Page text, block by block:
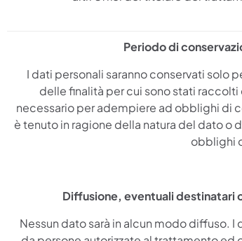
Periodo di
I dati personali saranno conservati solo
delle finalità per cui sono stati
necessario per adempiere ad obblighi di
è tenuto in ragione della natura del dato
obblighi
Diffusione, eventuali destinatari
Nessun dato sarà in alcun modo diffuso.